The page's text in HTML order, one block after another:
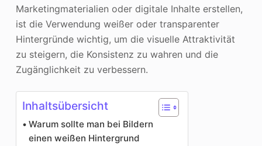
Marketingmaterialien oder digitale Inhalte erstellen,
ist die Verwendung weißer oder transparenter
Hintergründe wichtig, um die visuelle Attraktivität
zu steigern, die Konsistenz zu wahren und die
Zugänglichkeit zu verbessern.
Inhaltsübersicht
Warum sollte man bei Bildern
einen weißen Hintergrund